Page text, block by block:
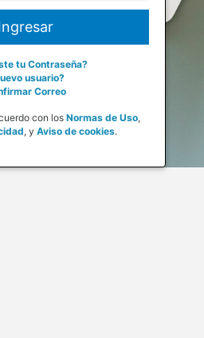
tu Contraseña?
usuario?
Correo
con los Normas de Uso,
, y Aviso de cookies.